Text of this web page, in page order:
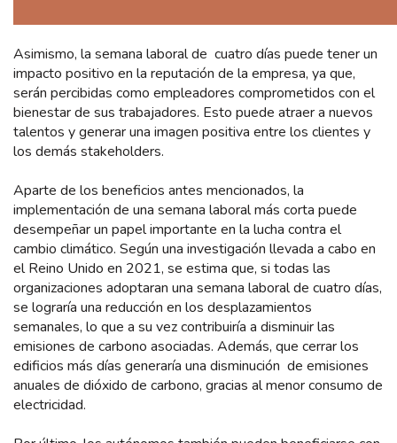
Asimismo, la semana laboral de cuatro días puede tener un
impacto positivo en la reputación de la empresa, ya que,
serán percibidas como empleadores comprometidos con el
bienestar de sus trabajadores. Esto puede atraer a nuevos
talentos y generar una imagen positiva entre los clientes y
los demás stakeholders.
Aparte de los beneficios antes mencionados, la
implementación de una semana laboral más corta puede
desempeñar un papel importante en la lucha contra el
cambio climático. Según una investigación llevada a cabo en
el Reino Unido en 2021, se estima que, si todas las
organizaciones adoptaran una semana laboral de cuatro días,
se lograría una reducción en los desplazamientos
semanales, lo que a su vez contribuiría a disminuir las
emisiones de carbono asociadas. Además, que cerrar los
edificios más días generaría una disminución de emisiones
anuales de dióxido de carbono, gracias al menor consumo de
electricidad.